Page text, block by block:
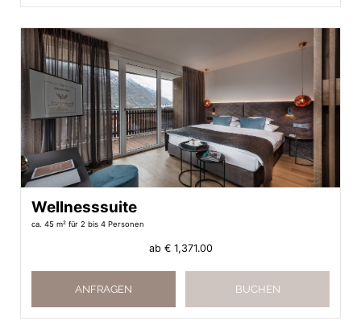
Wellnesssuite
ca. 45 m² für 2 bis 4 Personen
ab € 1,371.00
ANFRAGEN BUCHEN